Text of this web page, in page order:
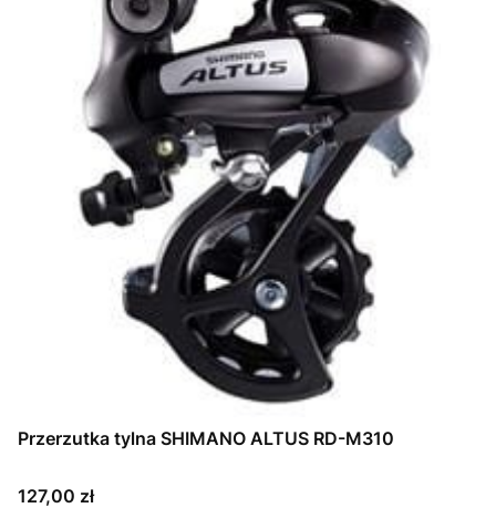
Przerzutka tylna SHIMANO ALTUS RD-M310
Cena
127,00 zł